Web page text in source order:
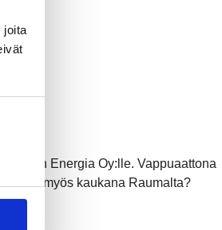
joita
Energia Oy:lle. Vappuaattona
on myös kaukana Raumalta?